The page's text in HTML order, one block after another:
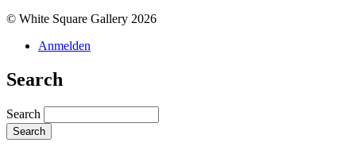
© White Square Gallery 2026
Anmelden
Search
Search